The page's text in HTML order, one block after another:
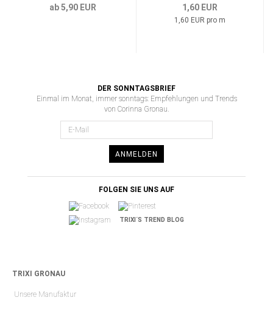
ab 5,90 EUR 1,60 EUR
1,60 EUR pro m
DER SONNTAGSBRIEF
Einmal im Monat, immer sonntags: Empfehlungen und Trends
von Corinna Gronau.
ANMELDEN
FOLGEN SIE UNS AUF
TRIXI´S TREND BLOG
TRIXI GRONAU
Unsere Manufaktur